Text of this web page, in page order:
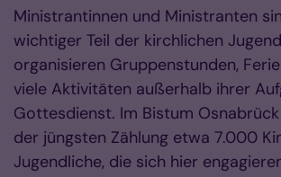
Ministrantinnen und Ministranten
wichtiger Teil der kirchlichen
organisieren Gruppenstunden,
viele Aktivitäten außerhalb ihrer
Gottesdienst. Im Bistum
der jüngsten Zählung etwa 7.000
Jugendliche, die sich hier